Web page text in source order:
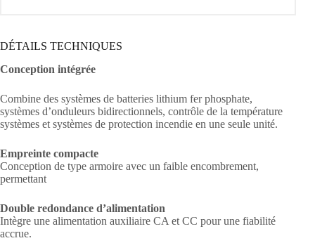
DÉTAILS TECHNIQUES
Conception intégrée
Combine des systèmes de batteries lithium fer phosphate,
systèmes d’onduleurs bidirectionnels, contrôle de la température
systèmes et systèmes de protection incendie en une seule unité.
Empreinte compacte
Conception de type armoire avec un faible encombrement,
permettant
Double redondance d’alimentation
Intègre une alimentation auxiliaire CA et CC pour une fiabilité
accrue.